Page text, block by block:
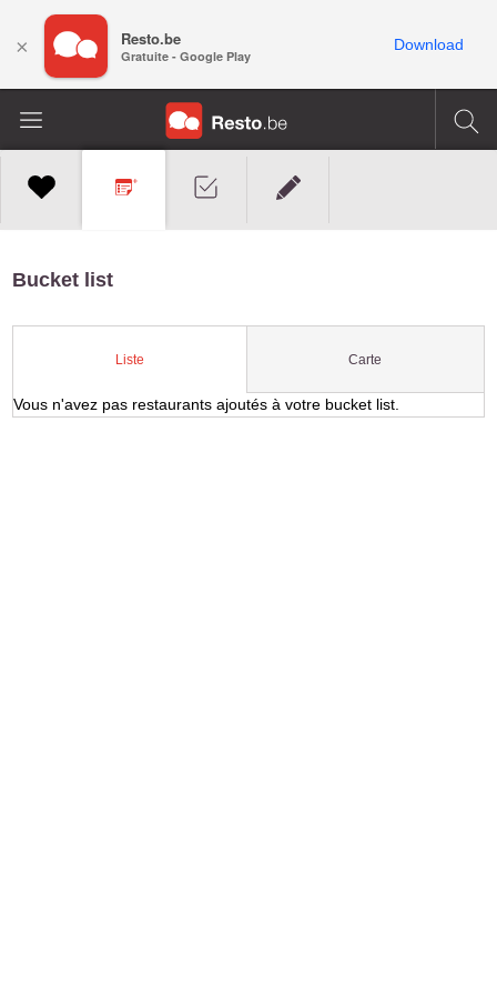
Bucket list
Liste Carte
Vous n'avez pas restaurants ajoutés à votre bucket list.
× Resto.be
Gratuite - Google Play
Download